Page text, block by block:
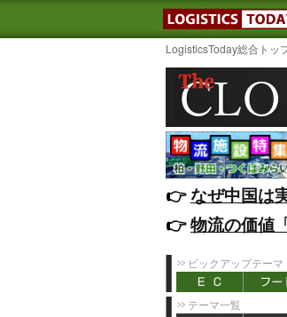
LogisticsToday総合トッ
👉️なぜ中国は
👉️物流の価値
ピックアップテーマ
テーマ一覧